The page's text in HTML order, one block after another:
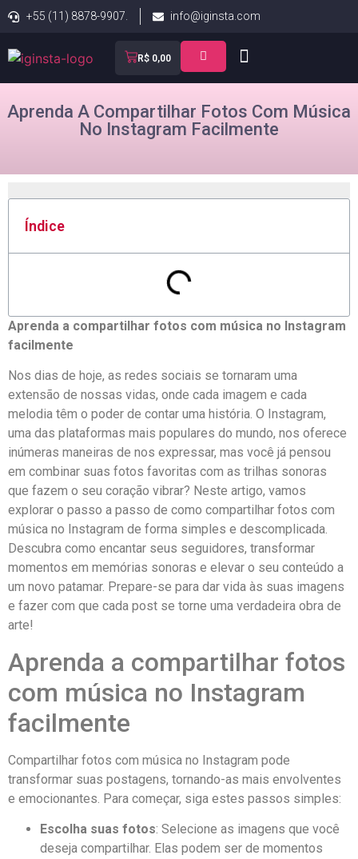
+55 (11) 8878-9907. info@iginsta.com
R$ 0,00
Aprenda A Compartilhar Fotos Com Música
No Instagram Facilmente
Índice
Aprenda a compartilhar ​fotos com ⁢música no Instagram
facilmente
Nos dias ⁤de hoje, as ⁤redes sociais se tornaram uma
extensão de nossas vidas, ‌onde cada ​imagem e cada
melodia têm o poder de contar uma ‌história.‌ O Instagram,
uma das plataformas mais populares do mundo, nos oferece
inúmeras⁣ maneiras de⁢ nos expressar, mas você já pensou
em ⁣combinar suas fotos favoritas com as ‌trilhas sonoras
que fazem o seu ⁢coração​ vibrar? Neste artigo,‍ vamos⁤
explorar‍ o passo a⁢ passo de como compartilhar fotos com⁤
música no ‌Instagram de forma simples e descomplicada.
Descubra como ⁢encantar seus seguidores, transformar
momentos em memórias sonoras e ​elevar o seu conteúdo a‍
um novo patamar. Prepare-se para ​dar ‌vida às suas ‌imagens
e fazer com que cada post se ‍torne‌ uma verdadeira⁣ obra de
‍arte!
Aprenda a compartilhar fotos
com música no Instagram‍
facilmente
Compartilhar fotos com música no Instagram pode
transformar suas postagens, tornando-as mais envolventes
e emocionantes. Para começar, siga estes passos⁢ simples:
Escolha suas fotos:⁣ Selecione as imagens que você
deseja ⁣compartilhar. Elas podem ⁢ser de momentos